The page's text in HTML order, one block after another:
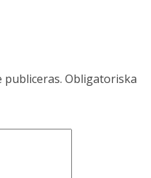
Obligatoriska